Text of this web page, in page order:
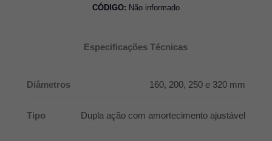
CÓDIGO: Não informado
Especificações Técnicas
Diâmetros 160, 200, 250 e 320 mm
Tipo Dupla ação com amortecimento ajustável